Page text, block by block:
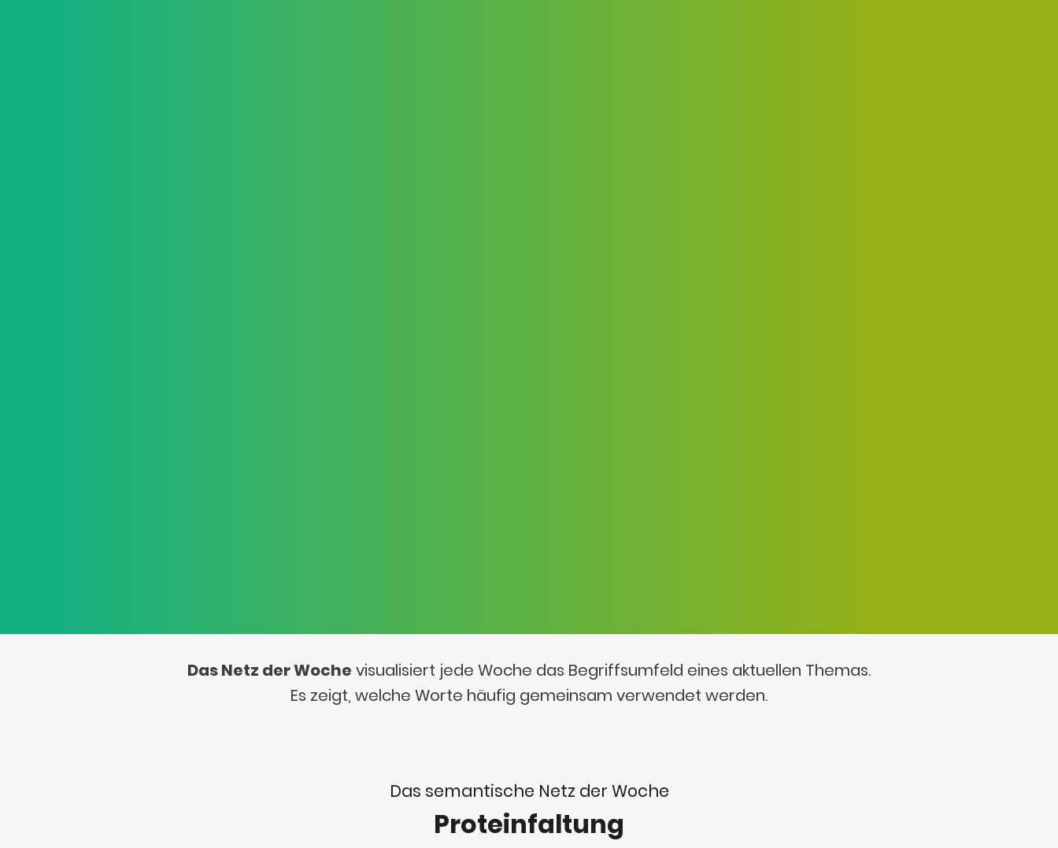
Das Netz der Woche visualisiert jede Woche das Begriffsumfeld eines aktuellen Themas.
Es zeigt, welche Worte häufig gemeinsam verwendet werden.
Das semantische Netz der Woche
Proteinfaltung